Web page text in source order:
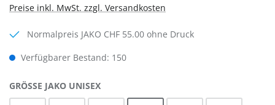
Preise inkl. MwSt. zzgl. Versandkosten
Normalpreis JAKO CHF 55.00 ohne Druck
Verfügbarer Bestand: 150
GRÖSSE JAKO UNISEXAUSWÄHLEN